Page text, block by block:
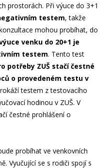
prostorách. Při výuce do 3+1
testem, takže
mohou probíhat, do
venku do 20+1 je
testem. Tento test
potřeby ZUŠ stačí čestné
o provedeném testu v
testem z testovacího
hodinou v ZUŠ. V
čestné prohlášení o
probíhat ve venkovních
Vyučující se s rodiči spojí s